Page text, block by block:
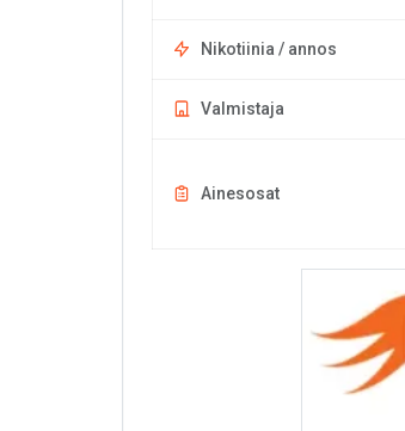
Nikotiinia / annos
Valmistaja
Ainesosat